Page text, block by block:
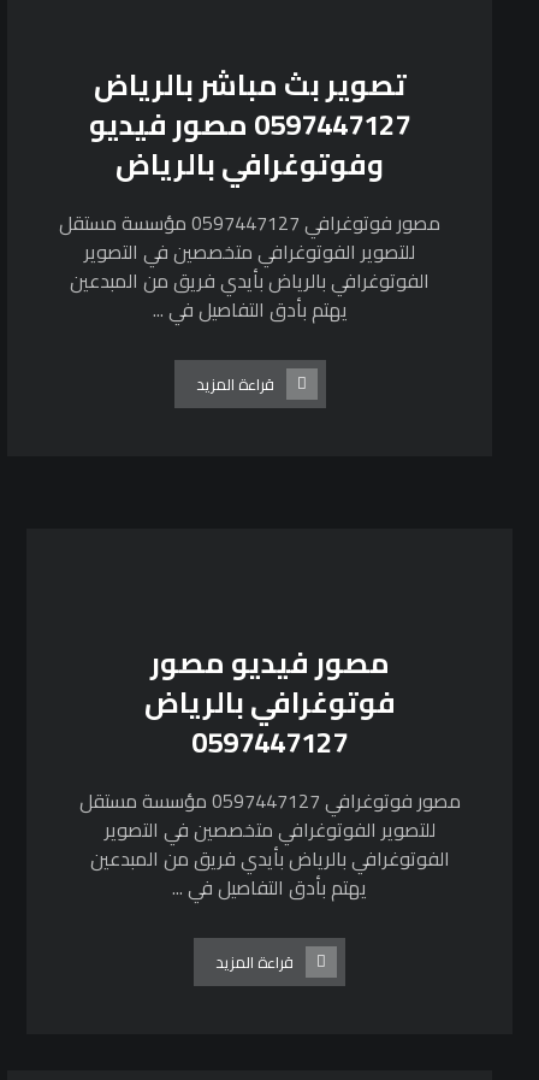
تصوير بث مباشر بالرياض
0597447127 مصور فيديو
وفوتوغرافي بالرياض
مصور فوتوغرافي 0597447127 مؤسسة مستقل
للتصوير الفوتوغرافي متخصصين في التصوير
الفوتوغرافي بالرياض بأيدي فريق من المبدعين
يهتم بأدق التفاصيل في ...
قراءة المزيد
مصور فيديو مصور
فوتوغرافي بالرياض
0597447127
مصور فوتوغرافي 0597447127 مؤسسة مستقل
للتصوير الفوتوغرافي متخصصين في التصوير
الفوتوغرافي بالرياض بأيدي فريق من المبدعين
يهتم بأدق التفاصيل في ...
قراءة المزيد